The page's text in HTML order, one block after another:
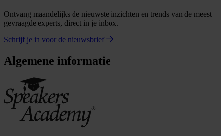
Ontvang maandelijks de nieuwste inzichten en trends van de meest
gevraagde experts, direct in je inbox.
Schrijf je in voor de nieuwsbrief
Algemene informatie